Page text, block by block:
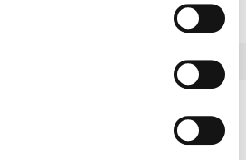
og informations­